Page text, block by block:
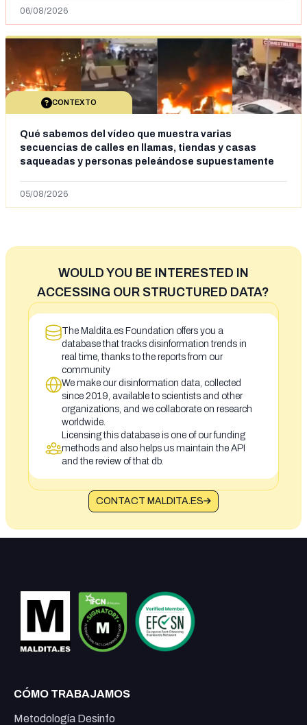
06/08/2026
CONTEXTO
Qué sabemos del vídeo que muestra varias
secuencias de calles en llamas, tiendas y casas
saqueadas y personas peleándose supuestamente
situación irregular a Ceuta
05/08/2026
WOULD YOU BE INTERESTED IN
ACCESSING OUR STRUCTURED DATA?
The Maldita.es Foundation offers you a
database that tracks disinformation trends in
real time, thanks to the reports from our
community
We make our disinformation data, collected
since 2019, available to scientists and other
organizations, and we collaborate on research
worldwide.
Licensing this database is one of our funding
methods and also helps us maintain the API
and the review of that db.
CONTACT MALDITA.ES
CÓMO TRABAJAMOS
Metodología Desinfo